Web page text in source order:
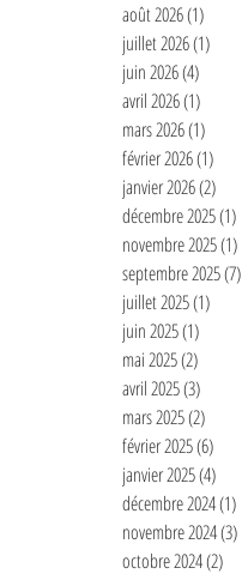
août 2026(1)
juillet 2026(1)
juin 2026(4)
avril 2026(1)
mars 2026(1)
février 2026(1)
janvier 2026(2)
décembre 2025(1)
novembre 2025(1)
septembre 2025(7)
juillet 2025(1)
juin 2025(1)
mai 2025(2)
avril 2025(3)
mars 2025(2)
février 2025(6)
janvier 2025(4)
décembre 2024(1)
novembre 2024(3)
octobre 2024(2)